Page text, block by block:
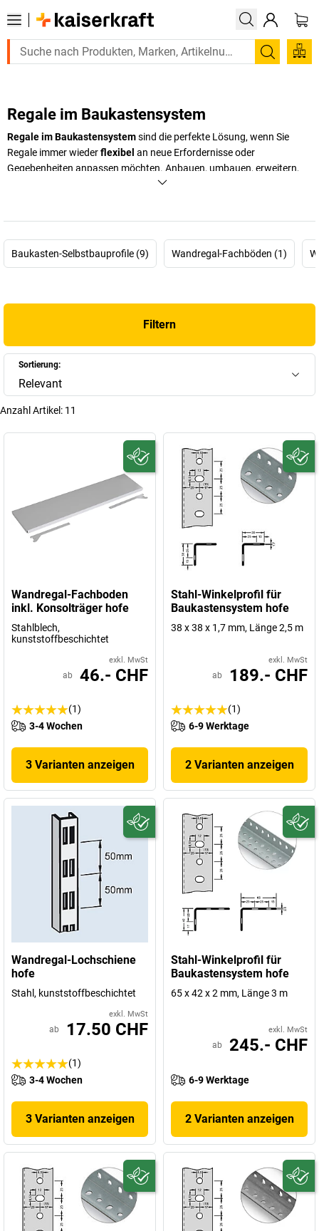
Suchen
Regale im Baukastensystem
Regale im Baukastensystemsind die perfekte Lösung, wenn Sie
Regale immer wiederflexibel an neue Erfordernisse oder
Gegebenheiten anpassen möchten. Anbauen, umbauen, erweitern,
Fachlast erhöhen, Schutz verbessern: mit unseren Regalen im
+Mehr anzeigen
Baukasten-Selbstbauprofile (9)
Wandregal-Fachböden (1)
Filtern
Sortierung:
Relevant
Anzahl Artikel: 11
Wandregal-Fachboden
inkl. Konsolträger hofe
Stahlblech,
kunststoffbeschichtet
exkl. MwSt
ab 46.- CHF
(1)
3-4 Wochen
3 Varianten anzeigen
Stahl-Winkelprofil für
Baukastensystem hofe
38 x 38 x 1,7 mm, Länge 2,5 m
exkl. MwSt
ab 189.- CHF
(1)
6-9 Werktage
2 Varianten anzeigen
Wandregal-Lochschiene
hofe
Stahl, kunststoffbeschichtet
exkl. MwSt
ab 17.50 CHF
(1)
3-4 Wochen
3 Varianten anzeigen
Stahl-Winkelprofil für
Baukastensystem hofe
65 x 42 x 2 mm, Länge 3 m
exkl. MwSt
ab 245.- CHF
6-9 Werktage
2 Varianten anzeigen